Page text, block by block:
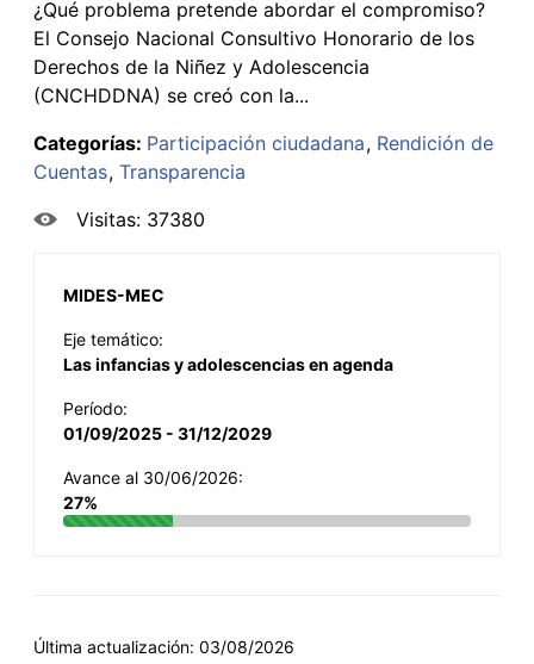
¿Qué problema pretende abordar el compromiso?
El Consejo Nacional Consultivo Honorario de los
Derechos de la Niñez y Adolescencia
(CNCHDDNA) se creó con la...
Categorías: Participación ciudadana Rendición de
Cuentas Transparencia
Visitas: 37380
MIDES-MEC
Eje temático:
Las infancias y adolescencias en agenda
Período:
01/09/2025 - 31/12/2029
Avance al 30/06/2026:
27%
Última actualización: 03/08/2026